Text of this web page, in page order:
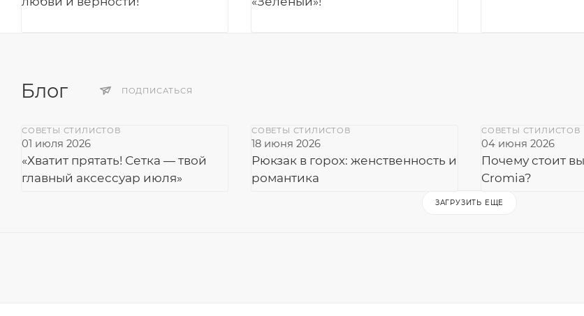
Блог ПОДПИСАТЬСЯ
СОВЕТЫ СТИЛИСТОВ
01 июля 2026
«Хватит прятать! Сетка — твой
главный аксессуар июля»
СОВЕТЫ СТИЛИСТОВ
18 июня 2026
Рюкзак в горох: женственность и
романтика
СОВЕТЫ СТИЛИСТОВ
04 июня 2026
Почему стоит
Cromia?
ЗАГРУЗИТЬ ЕЩЕ